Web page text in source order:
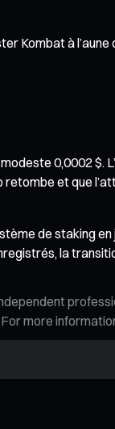
Kombat à
0,0002
et que
de staking
la
more